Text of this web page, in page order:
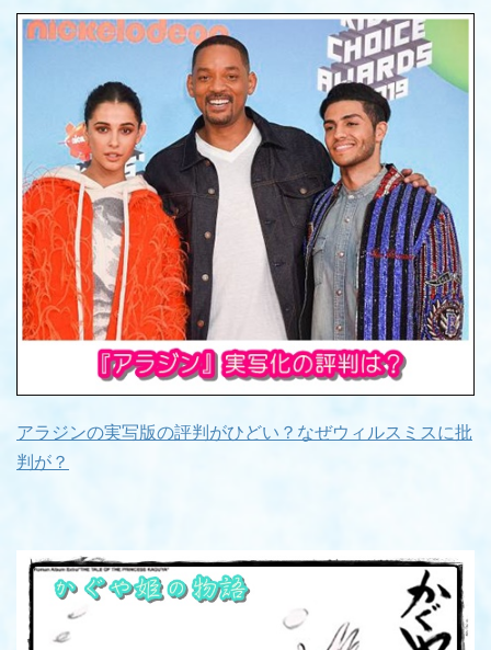
アラジンの実写版の評判がひどい？なぜウィルスミスに批
判が？